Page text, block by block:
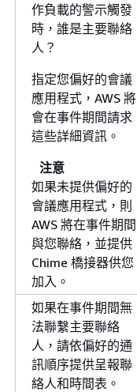
作負載的警示觸發
時，誰是主要聯絡
人？
指定您偏好的會議
應用程式，AWS 將
會在事件期間請求
這些詳細資訊。
注意
如果未提供偏好的
會議應用程式，則
AWS 將在事件期間
與您聯絡，並提供
Chime 橋接器供您
加入。
如果在事件期間無
法聯繫主要聯絡
人，請依偏好的通
訊順序提供呈報聯
絡人和時間表。